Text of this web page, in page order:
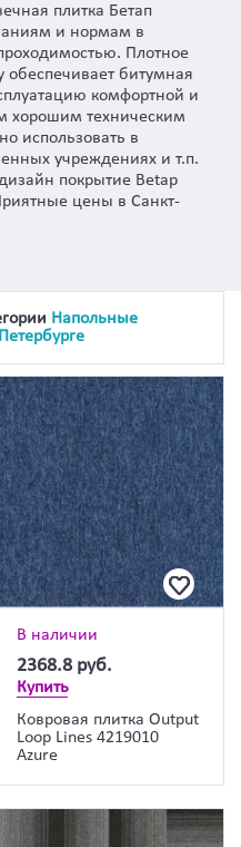
плитка Бетап
и нормам в
Плотное
обеспечивает битумная
комфортной и
хорошим техническим
использовать в
учреждениях и т.п.
покрытие Betap
цены в Санкт-
Напольные
В наличии
2368.8 руб.
Купить
Ковровая плитка Output
Loop Lines 4219010
Azure